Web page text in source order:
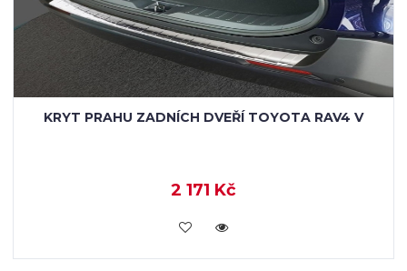
KRYT PRAHU ZADNÍCH DVEŘÍ TOYOTA RAV4 V
2 171 Kč
KOUPIT